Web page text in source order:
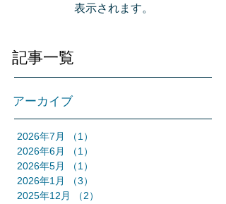
表示されます。
記事一覧
アーカイブ
2026年7月 （1）
2026年6月
（1）
2026年5月
（1）
2026年1月
（3）
2025年12月
（2）